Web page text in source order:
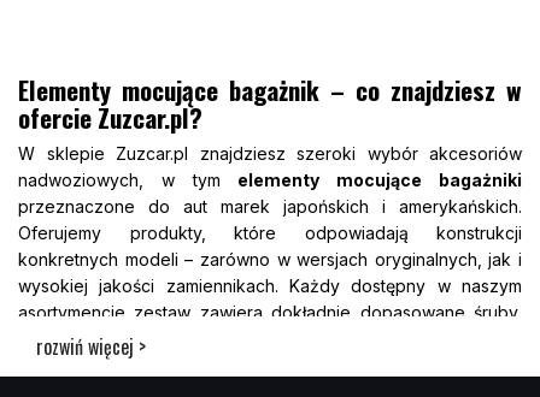
Elementy mocujące bagażnik – co znajdziesz w
ofercie Zuzcar.pl?
W sklepie Zuzcar.pl znajdziesz szeroki wybór akcesoriów
nadwoziowych, w tym elementy mocujące bagażniki
przeznaczone do aut marek japońskich i amerykańskich.
Oferujemy produkty, które odpowiadają konstrukcji
konkretnych modeli – zarówno w wersjach oryginalnych, jak i
wysokiej jakości zamiennikach. Każdy dostępny w naszym
asortymencie zestaw zawiera dokładnie dopasowane śruby,
klipsy i mocowania, które umożliwiają bezpieczny i trwały
montaż bagażników. Dostosowujemy ofertę do realnych
rozwiń więcej >